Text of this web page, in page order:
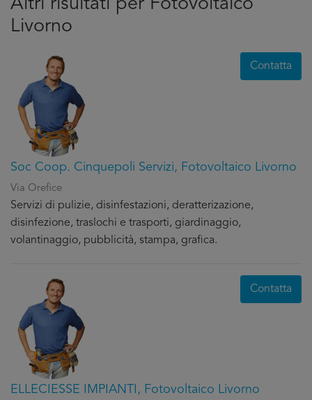
Altri risultati per Fotovoltaico
Livorno
Soc Coop. Cinquepoli Servizi, Fotovoltaico Livorno
Via Orefice
Servizi di pulizie, disinfestazioni, deratterizazione,
disinfezione, traslochi e trasporti, giardinaggio,
volantinaggio, pubblicità, stampa, grafica.
Contatta
ELLECIESSE IMPIANTI, Fotovoltaico Livorno
Contatta